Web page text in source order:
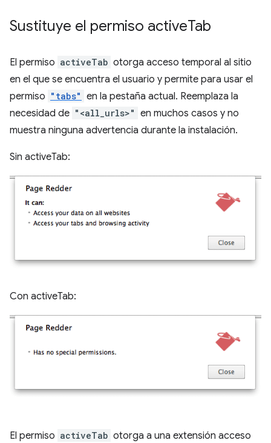
Sustituye el permiso activeTab
El permiso activeTab otorga acceso temporal al sitio
en el que se encuentra el usuario y permite para usar el
permiso "tabs" en la pestaña actual. Reemplaza la
necesidad de "<all_urls>" en muchos casos y no
muestra ninguna advertencia durante la instalación.
Sin activeTab:
Con activeTab:
El permiso activeTab otorga a una extensión acceso